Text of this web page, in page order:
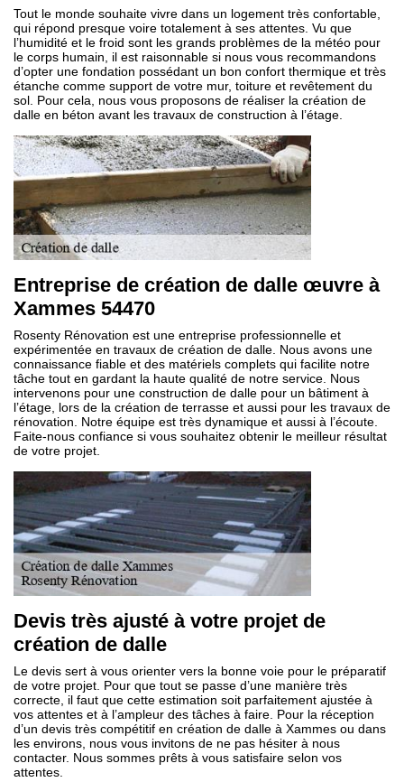
Tout le monde souhaite vivre dans un logement très confortable,
qui répond presque voire totalement à ses attentes. Vu que
l’humidité et le froid sont les grands problèmes de la météo pour
le corps humain, il est raisonnable si nous vous recommandons
d’opter une fondation possédant un bon confort thermique et très
étanche comme support de votre mur, toiture et revêtement du
sol. Pour cela, nous vous proposons de réaliser la création de
dalle en béton avant les travaux de construction à l’étage.
Entreprise de création de dalle œuvre à
Xammes 54470
Rosenty Rénovation est une entreprise professionnelle et
expérimentée en travaux de création de dalle. Nous avons une
connaissance fiable et des matériels complets qui facilite notre
tâche tout en gardant la haute qualité de notre service. Nous
intervenons pour une construction de dalle pour un bâtiment à
l’étage, lors de la création de terrasse et aussi pour les travaux de
rénovation. Notre équipe est très dynamique et aussi à l’écoute.
Faite-nous confiance si vous souhaitez obtenir le meilleur résultat
de votre projet.
Devis très ajusté à votre projet de
création de dalle
Le devis sert à vous orienter vers la bonne voie pour le préparatif
de votre projet. Pour que tout se passe d’une manière très
correcte, il faut que cette estimation soit parfaitement ajustée à
vos attentes et à l’ampleur des tâches à faire. Pour la réception
d’un devis très compétitif en création de dalle à Xammes ou dans
les environs, nous vous invitons de ne pas hésiter à nous
contacter. Nous sommes prêts à vous satisfaire selon vos
attentes.